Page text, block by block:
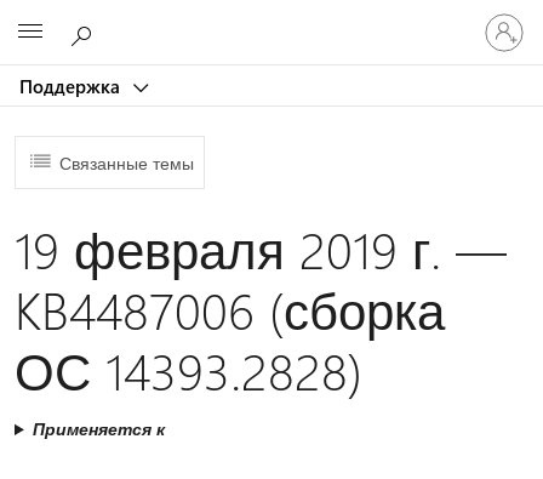
Поддержка
Связанные темы
19 февраля 2019 г. —
KB4487006 (сборка
ОС 14393.2828)
Применяется к